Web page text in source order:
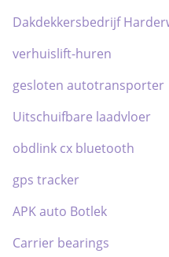
Dakdekkersbedrijf
verhuislift-huren
gesloten autotransporter
Uitschuifbare laadvloer
obdlink cx bluetooth
gps tracker
APK auto Botlek
Carrier bearings